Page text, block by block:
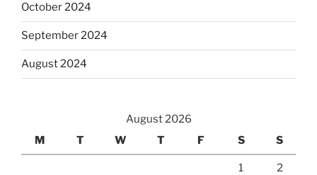
October 2024
September 2024
August 2024
August 2026
M
T W T F S S
1 2